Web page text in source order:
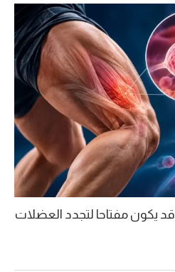
يكون مفتاحا لتجدد العضلات